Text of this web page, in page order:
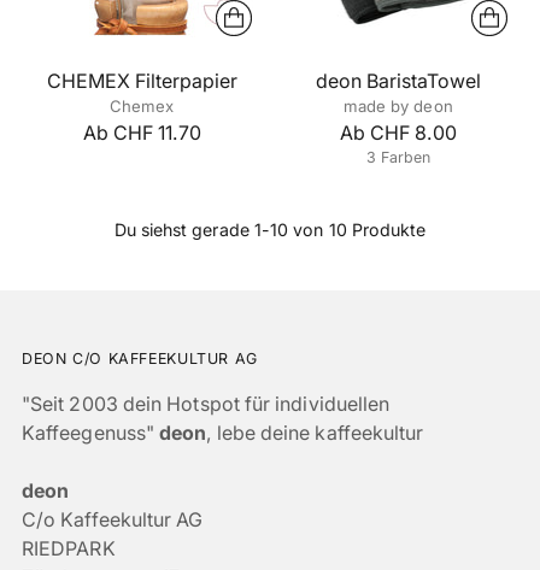
CHEMEX Filterpapier
Chemex
Ab CHF 11.70
deon BaristaTowel
made by deon
Ab CHF 8.00
3 Farben
Du siehst gerade 1-10 von 10 Produkte
DEON C/O KAFFEEKULTUR AG
"Seit 2003 dein Hotspot für individuellen
Kaffeegenuss"deon, lebe deine kaffeekultur
deon
C/o Kaffeekultur AG
RIEDPARK